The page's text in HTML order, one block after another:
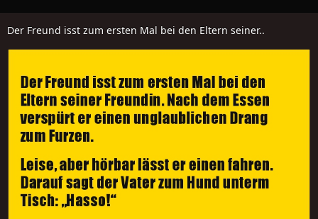
Der Freund isst zum ersten Mal bei den Eltern seiner..